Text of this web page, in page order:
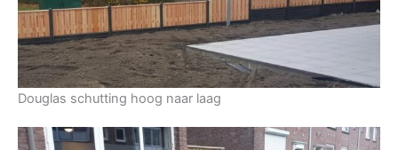
Douglas schutting hoog naar laag